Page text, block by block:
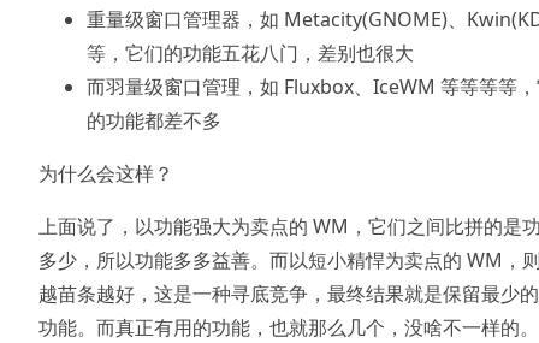
重量级窗口管理器，如 Metacity(GNOME)、
等，它们的功能五花八门，差别也很大
而羽量级窗口管理，如 Fluxbox、IceWM 等等等等
的功能都差不多
为什么会这样？
上面说了，以功能强大为卖点的 WM，它们之间比拼的是
多少，所以功能多多益善。而以短小精悍为卖点的 WM，
越苗条越好，这是一种寻底竞争，最终结果就是保留最少
功能。而真正有用的功能，也就那么几个，没啥不一样的。